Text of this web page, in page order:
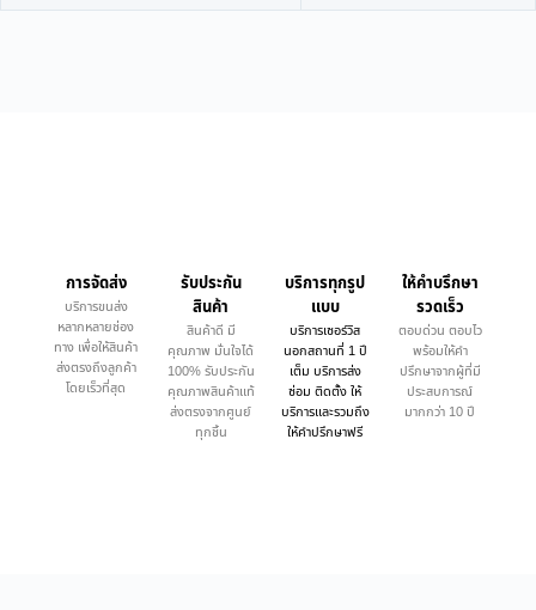
การจัดส่ง
บริการขนส่ง
หลากหลายช่อง
ทาง เพื่อให้สินค้า
ส่งตรงถึงลูกค้า
โดยเร็วที่สุด
รับประกัน
สินค้า
สินค้าดี มี
คุณภาพ มั่นใจได้
100% รับประกัน
คุณภาพสินค้าแท้
ส่งตรงจากศูนย์
ทุกชิ้น
บริการทุกรูป
แบบ
บริการเซอร์วิส
นอกสถานที่ 1 ปี
เต็ม บริการส่ง
ซ่อม ติดตั้ง ให้
บริการและรวมถึง
ให้คำปรึกษาฟรี
ให้คำบรึกษา
รวดเร็ว
ตอบด่วน ตอบไว
พร้อมให้คำ
ปรึกษาจากผู้ที่มี
ประสบการณ์
มากกว่า 10 ปี